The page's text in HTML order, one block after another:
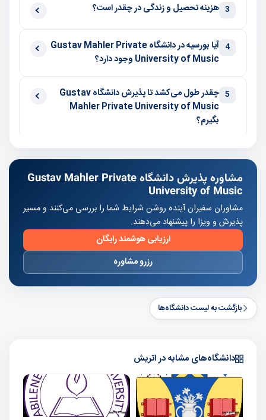
3 هزینه تحصیل و زندگی در چقدر است؟
4
آیا بورسیه در دانشگاه Gustav Mahler Private
University of Music وجود دارد؟
5
چقدر طول می‌کشد تا پذیرش دانشگاه Gustav
Mahler Private University of Music
بگیرم؟
مشاوره پذیرش دانشگاه Gustav Mahler Private
University of Music
مشاوران سفیران آینده روشن شرایط شما را بررسی می‌کنند و مسیر
پذیرش و ویزا را پیشنهاد می‌دهند.
ارزیابی هوشمند رایگان
رزرو مشاوره
بازگشت به لیست دانشگاه‌ها
دانشگاه‌های مشابه در اتریش
سایر سایر